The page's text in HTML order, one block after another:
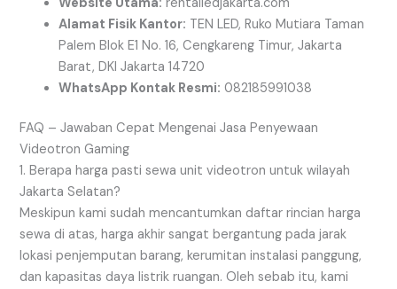
Alamat Fisik Kantor: TEN LED, Ruko Mutiara Taman
Palem Blok E1 No. 16, Cengkareng Timur, Jakarta
Barat, DKI Jakarta 14720
WhatsApp Kontak Resmi: 082185991038
FAQ – Jawaban Cepat Mengenai Jasa Penyewaan
Videotron Gaming
1. Berapa harga pasti sewa unit videotron untuk wilayah
Jakarta Selatan?
Meskipun kami sudah mencantumkan daftar rincian harga
sewa di atas, harga akhir sangat bergantung pada jarak
lokasi penjemputan barang, kerumitan instalasi panggung,
dan kapasitas daya listrik ruangan. Oleh sebab itu, kami